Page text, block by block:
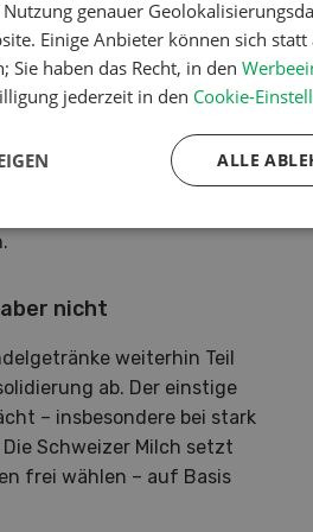
über 15% YTD.
Entscheidungsfaktoren
hoher Qualität und
Diese Werte fliessen
durch das Bedürfnis nach
100% der Schweizer Milch
nicht
weiterhin Teil
ab. Der einstige
– insbesondere bei stark
Schweizer Milch setzt
frei wählen – auf Basis
genauer
Einige Anbieter können sich
Sie haben das Recht, in den
jederzeit in den Cookie-
ALLE